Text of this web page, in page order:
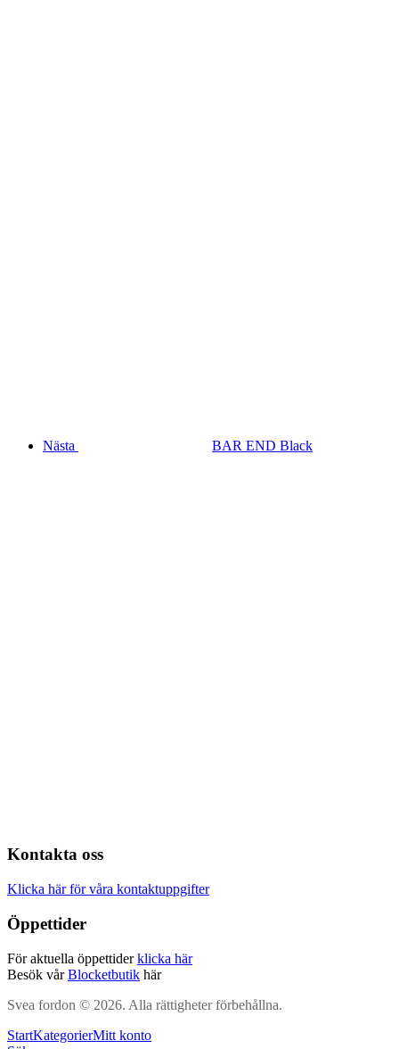
Nästa BAR END Black
Kontakta oss
Klicka här för våra kontaktuppgifter
Öppettider
För aktuella öppettiderklicka här
Besök vårBlocketbutik här
Svea fordon © 2026. Alla rättigheter förbehållna.
StartKategorierMitt konto